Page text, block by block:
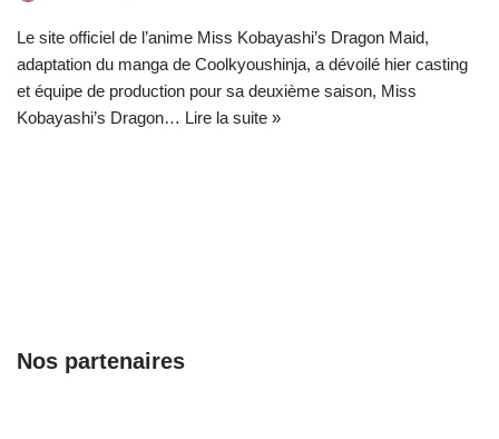
Le site officiel de l’anime Miss Kobayashi’s Dragon Maid,
adaptation du manga de Coolkyoushinja, a dévoilé hier casting
et équipe de production pour sa deuxième saison, Miss
Kobayashi’s Dragon… Lire la suite »
Nos partenaires